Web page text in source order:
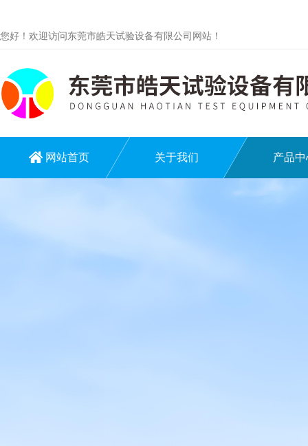
您好！欢迎访问东莞市皓天试验设备有限公司网站！
网站首页 关于我们 产品中